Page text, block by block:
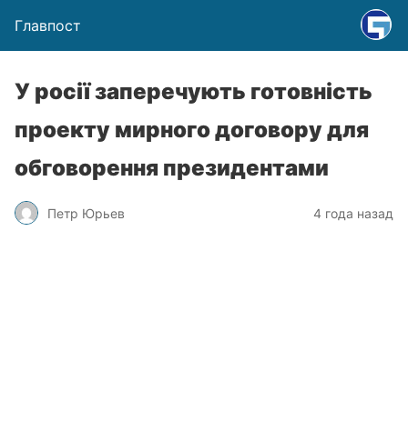
Главпост
У росії заперечують готовність
проекту мирного договору для
обговорення президентами
Петр Юрьев 4 года назад